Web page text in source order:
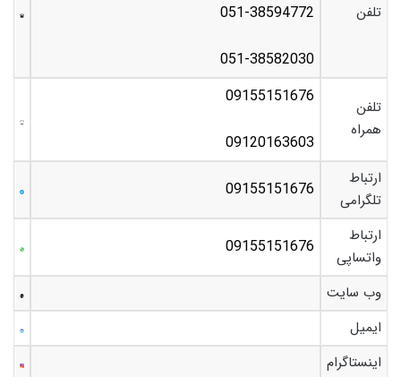
تلفن 051-38594772
051-38582030
تلفن
همراه
09155151676
09120163603
ارتباط
تلگرامی
09155151676
ارتباط
واتساپی
09155151676
وب سایت
ایمیل
اینستاگرام